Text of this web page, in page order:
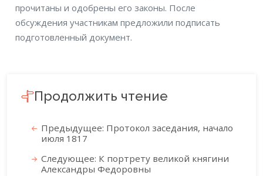
прочитаны и одобрены его законы. После
обсуждения участникам предложили подписать
подготовленный документ.
Продолжить чтение
Предыдущее: Протокол заседания, начало
июля 1817
Следующее: К портрету великой княгини
Александры Федоровны